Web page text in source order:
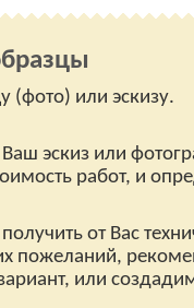
(фото) или эскизу.
эскиз или
работ, и
от Вас
пожеланий,
или